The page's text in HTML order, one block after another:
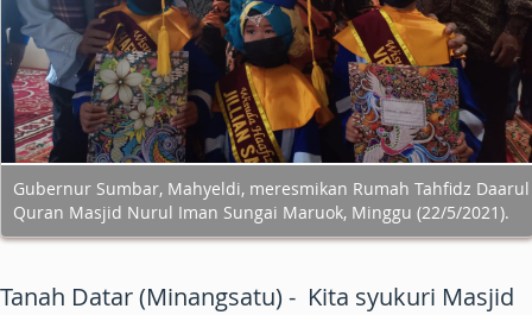
Gubernur Sumbar, Mahyeldi, meresmikan Rumah Tahfidz Daarul
Quran Masjid Nurul Iman Sungai Maruok, Minggu (22/5/2021).
Tanah Datar (Minangsatu) - Kita syukuri Masjid